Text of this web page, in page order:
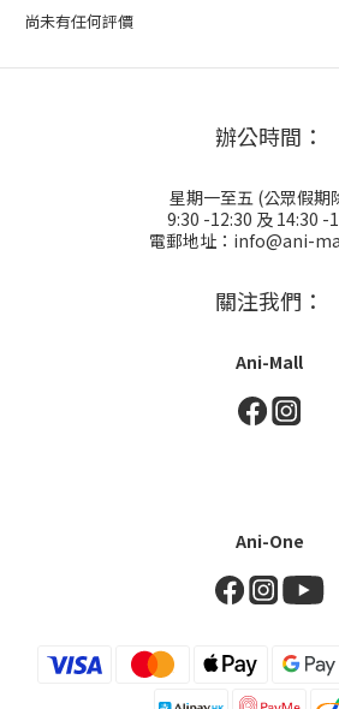
尚未有任何評價
辦公時間：
星期一至五 (公眾假期
9:30 -12:30 及 14:30 -
電郵地址：info@ani-
關注我們：
Ani-Mall
Ani-One